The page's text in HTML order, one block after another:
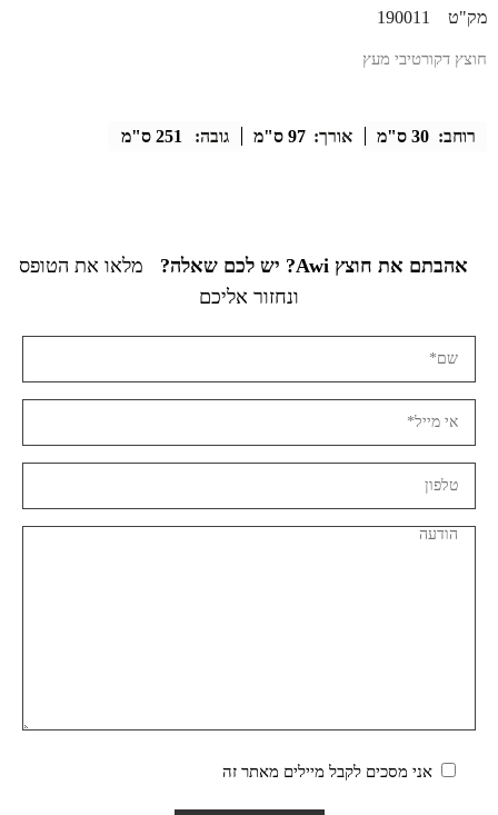
מק"ט 190011
חוצץ דקורטיבי מעץ
רוחב: 30 ס"מ אורך: 97 ס"מ גובה: 251 ס"מ
אהבתם את חוצץ Awi? יש לכם שאלה?
מלאו את הטופס
ונחזור אליכם
אני מסכים לקבל מיילים מאתר זה